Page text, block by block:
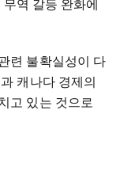
역 갈등 완화에
련 불확실성이 다
캐나다 경제의
고 있는 것으로